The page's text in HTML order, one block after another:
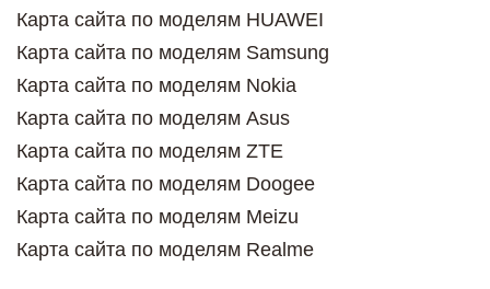
Карта сайта по моделям HUAWEI
Карта сайта по моделям Samsung
Карта сайта по моделям Nokia
Карта сайта по моделям Asus
Карта сайта по моделям ZTE
Карта сайта по моделям Doogee
Карта сайта по моделям Meizu
Карта сайта по моделям Realme